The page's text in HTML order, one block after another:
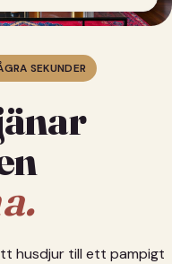
SEKUNDER
husdjur till ett pampigt